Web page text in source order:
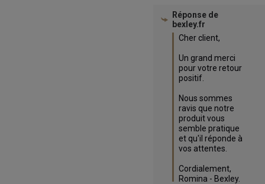
Réponse de
bexley.fr
Cher client,
Un grand merci
pour votre retour
positif.
Nous sommes
ravis que notre
produit vous
semble pratique
et qu'il réponde à
vos attentes.
Cordialement,
Romina - Bexley.